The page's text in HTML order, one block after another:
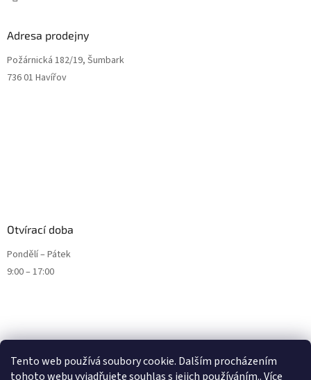
Tento web používá soubory cookie. Dalším procházením
tohoto webu vyjadřujete souhlas s jejich používáním.. Více
Adresa prodejny
Požárnická 182/19, Šumbark
736 01 Havířov
Otvírací doba
Pondělí – Pátek
9:00 – 17:00